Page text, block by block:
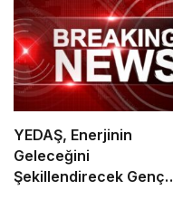
YEDAŞ, Enerjinin
Geleceğini
Şekillendirecek Genç